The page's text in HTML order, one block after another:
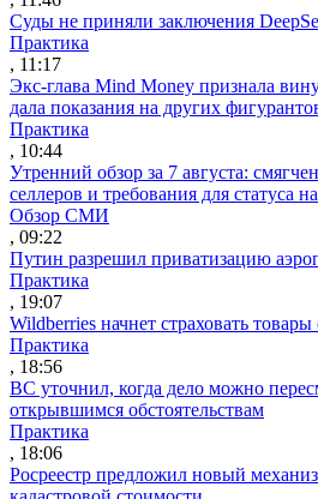
Суды не приняли заключения
Практика
, 11:17
Экс-глава Mind Money признала
дала показания на других
Практика
, 10:44
Утренний обзор за 7 августа:
селлеров и требования для статуса
Обзор СМИ
, 09:22
Путин разрешил приватизацию
Практика
, 19:07
Wildberries начнет страховать
Практика
, 18:56
ВС уточнил, когда дело можно
открывшимся обстоятельствам
Практика
, 18:06
Росреестр предложил новый